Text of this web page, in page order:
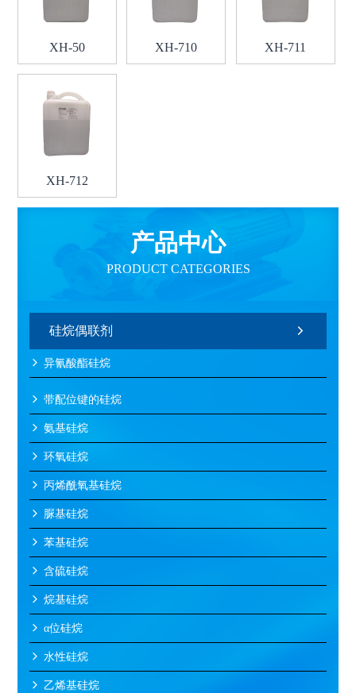
XH-50 XH-710 XH-711
XH-712
产品中心
PRODUCT CATEGORIES
硅烷偶联剂
异氰酸酯硅烷
带配位键的硅烷
氨基硅烷
环氧硅烷
丙烯酰氧基硅烷
脲基硅烷
苯基硅烷
含硫硅烷
烷基硅烷
α位硅烷
水性硅烷
乙烯基硅烷